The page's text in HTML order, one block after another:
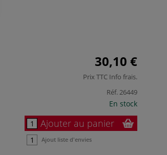
30,10 €
Prix TTC Info frais.
Réf.26449
En stock
Ajouter au panier
Ajout liste d'envies